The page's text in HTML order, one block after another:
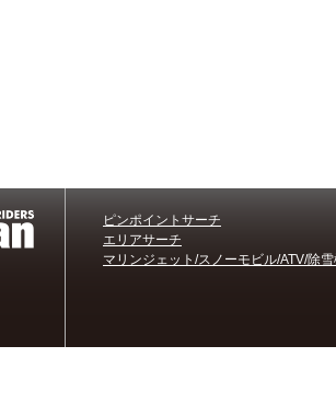
ピンポイントサーチ
エリアサーチ
マリンジェット/スノーモビル/ATV/除